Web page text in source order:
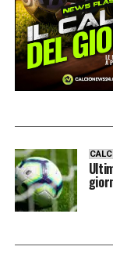
LA PLAYLIST